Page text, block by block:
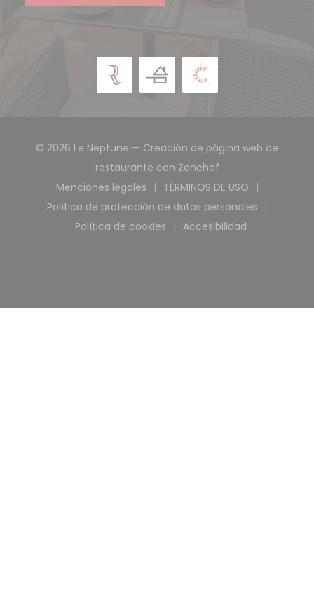
© 2026 Le Neptune — Creación de página web de
restaurante con Zenchef((abre en una
Menciones legales
((abre en una nueva ventana))
TÉRMINOS DE USO
((abre en una
Política de protección de datos personales
((abre en una nueva
Política de cookies
((abre en una nueva ventana))
Accesibilidad